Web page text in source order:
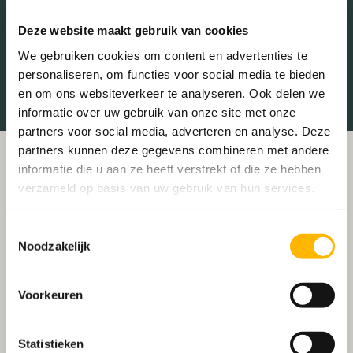
Deze website maakt gebruik van cookies
We gebruiken cookies om content en advertenties te
personaliseren, om functies voor social media te bieden
en om ons websiteverkeer te analyseren. Ook delen we
informatie over uw gebruik van onze site met onze
partners voor social media, adverteren en analyse. Deze
partners kunnen deze gegevens combineren met andere
informatie die u aan ze heeft verstrekt of die ze hebben
verzameld op basis van uw gebruik van hun services.
Noodzakelijk
Voorkeuren
Statistieken
Treinstation Universiteit
Winkelcentrum Ziekenhuis